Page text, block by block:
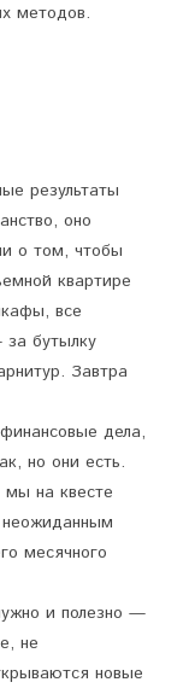
методов.
результаты
оно
о том, чтобы
квартире
все
бутылку
Завтра
дела,
но они есть.
на квесте
месячного
и полезно —
не
новые